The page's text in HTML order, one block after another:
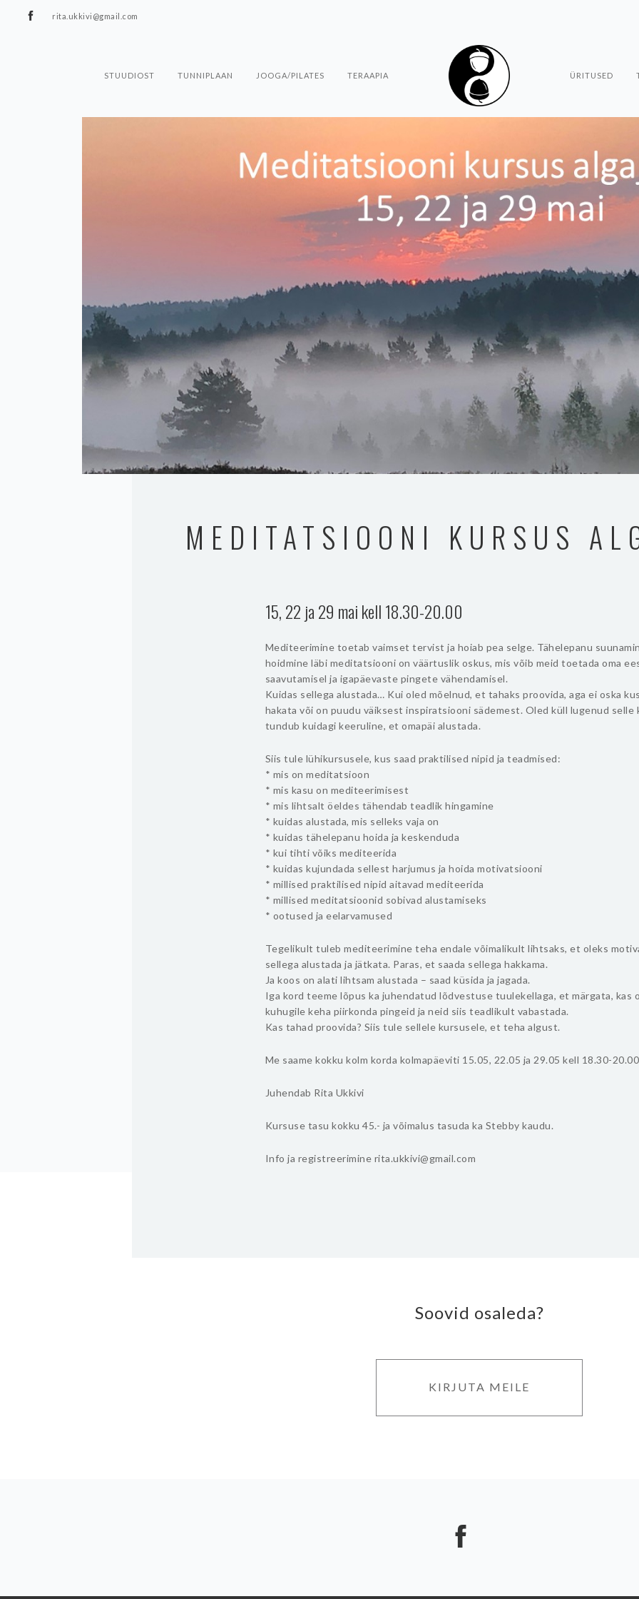
rita.ukkivi@gmail.com
STUUDIOST TUNNIPLAAN JOOGA/PILATES TERAAPIA ÜRITUSED
MEDITATSIOONI KURSUS
15, 22 ja 29 mai kell 18.30-20.00
Mediteerimine toetab vaimset tervist ja hoiab pea selge. Tähelepanu
hoidmine läbi meditatsiooni on väärtuslik oskus, mis võib meid toetada oma
saavutamisel ja igapäevaste pingete vähendamisel.
Kuidas sellega alustada… Kui oled mõelnud, et tahaks proovida, aga ei oska
hakata või on puudu väiksest inspiratsiooni sädemest. Oled küll lugenud selle
tundub kuidagi keeruline, et omapäi alustada.
Siis tule lühikursusele, kus saad praktilised nipid ja teadmised:
* mis on meditatsioon
* mis kasu on mediteerimisest
* mis lihtsalt öeldes tähendab teadlik hingamine
* kuidas alustada, mis selleks vaja on
* kuidas tähelepanu hoida ja keskenduda
* kui tihti võiks mediteerida
* kuidas kujundada sellest harjumus ja hoida motivatsiooni
* millised praktilised nipid aitavad mediteerida
* millised meditatsioonid sobivad alustamiseks
* ootused ja eelarvamused
Tegelikult tuleb mediteerimine teha endale võimalikult lihtsaks, et oleks
sellega alustada ja jätkata. Paras, et saada sellega hakkama.
Ja koos on alati lihtsam alustada – saad küsida ja jagada.
Iga kord teeme lõpus ka juhendatud lõdvestuse tuulekellaga, et märgata, kas
kuhugile keha piirkonda pingeid ja neid siis teadlikult vabastada.
Kas tahad proovida? Siis tule sellele kursusele, et teha algust.
Me saame kokku kolm korda kolmapäeviti 15.05, 22.05 ja 29.05 kell 18.30-
Juhendab Rita Ukkivi
Kursuse tasu kokku 45.- ja võimalus tasuda ka Stebby kaudu.
Info ja registreerimine rita.ukkivi@gmail.com
Soovid osaleda?
KIRJUTA MEILE